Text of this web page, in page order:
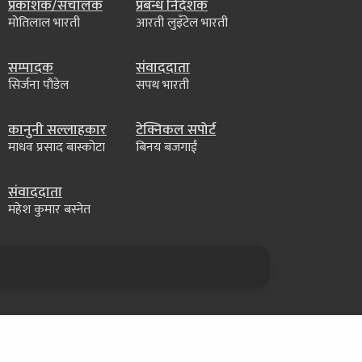
प्रकाशक/संचालक
मोतिलाल भारती
प्रबन्ध निर्देशक
आरती लुइँटेल भारती
सम्पादक
सिर्जना पौडेल
संवाददाता
सपथ भारती
कानुनी सल्लाहकार
माधव प्रसाद बास्कोटा
टेक्निकल सपोर्ट
बिनय बजगाईं
संवाददाता
महेश कुमार बस्नेत